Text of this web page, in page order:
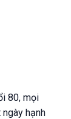
80, mọi
hạnh